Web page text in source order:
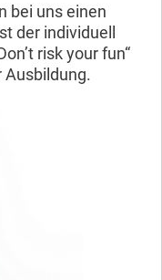
bei uns einen
der individuell
risk your fun“
Ausbildung.